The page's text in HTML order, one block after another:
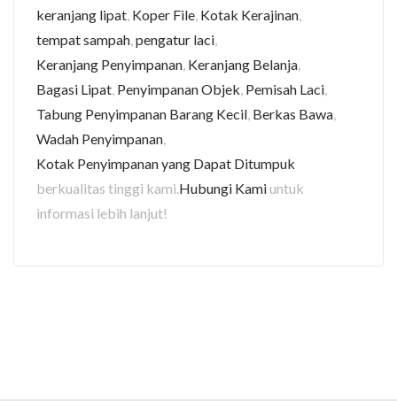
keranjang lipat, Koper File, Kotak Kerajinan,
tempat sampah,pengatur laci,
Keranjang Penyimpanan, Keranjang Belanja,
Bagasi Lipat, Penyimpanan Objek, Pemisah Laci,
Tabung Penyimpanan Barang Kecil, Berkas Bawa,
Wadah Penyimpanan,
Kotak Penyimpanan yang Dapat Ditumpuk
berkualitas tinggi kami.Hubungi Kamiuntuk
informasi lebih lanjut!